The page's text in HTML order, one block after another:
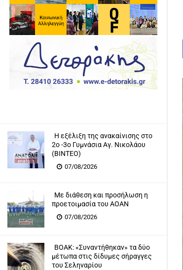
Η εξέλιξη της ανακαίνισης στο
2ο -3ο Γυμνάσια Αγ. Νικολάου
(ΒΙΝΤΕΟ)
07/08/2026
Με διάθεση και προσήλωση η
προετοιμασία του ΑΟΑΝ
07/08/2026
ΒΟΑΚ: «Συναντήθηκαν» τα δύο
μέτωπα στις δίδυμες σήραγγες
του Σεληναρίου